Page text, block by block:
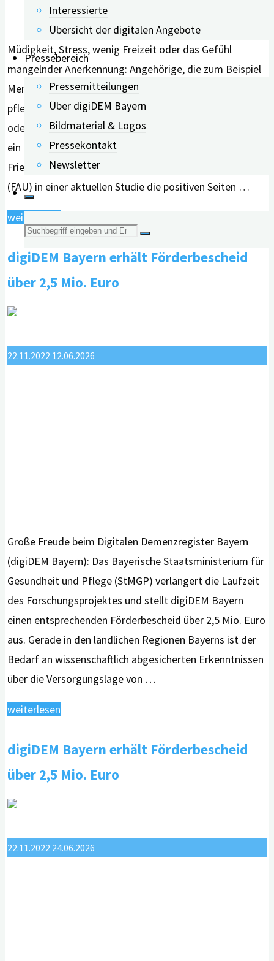
Interessierte
Übersicht der digitalen Angebote
Pressebereich
Pressemitteilungen
Über digiDEM Bayern
Bildmaterial & Logos
Pressekontakt
Newsletter
Suche
nach:
Müdigkeit, Stress, wenig Freizeit oder das Gefühl
mangelnder Anerkennung: Angehörige, die zum Beispiel
Menschen mit Demenz in ihrem häuslichen Umfeld
pflegen, empfinden ihre Tätigkeit oft als überfordernd
oder psychisch belastend. Erstmals in Deutschland hat
ein Forschungsteam des Uniklinikums Erlangen und der
Friedrich-Alexander-Universität Erlangen-Nürnberg
(FAU) in einer aktuellen Studie die positiven Seiten …
weiterlesen
Pflege
hat
auch
digiDEM Bayern erhält Förderbescheid
über 2,5 Mio. Euro
22.11.2022 12.06.2026
Große Freude beim Digitalen Demenzregister Bayern
(digiDEM Bayern): Das Bayerische Staatsministerium für
Gesundheit und Pflege (StMGP) verlängert die Laufzeit
des Forschungsprojektes und stellt digiDEM Bayern
einen entsprechenden Förderbescheid über 2,5 Mio. Euro
aus. Gerade in den ländlichen Regionen Bayerns ist der
Bedarf an wissenschaftlich abgesicherten Erkenntnissen
über die Versorgungslage von …
weiterlesen
erhält
Förderbescheid
Euro"
digiDEM Bayern erhält Förderbescheid
über 2,5 Mio. Euro
22.11.2022 24.06.2026